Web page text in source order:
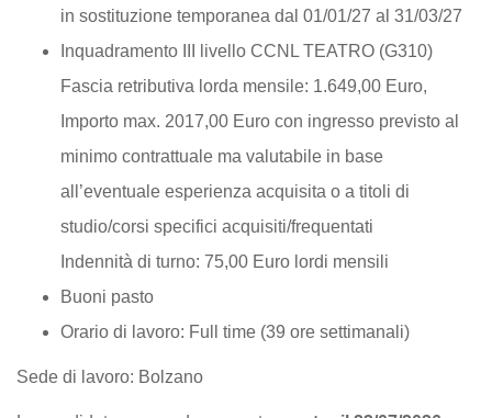
in sostituzione temporanea dal 01/01/27 al 31/03/27
Inquadramento III livello CCNL TEATRO (G310)
Fascia retributiva lorda mensile: 1.649,00 Euro,
Importo max. 2017,00 Euro con ingresso previsto al
minimo contrattuale ma valutabile in base
all’eventuale esperienza acquisita o a titoli di
studio/corsi specifici acquisiti/frequentati
Indennità di turno: 75,00 Euro lordi mensili
Buoni pasto
Orario di lavoro: Full time (39 ore settimanali)
Sede di lavoro: Bolzano